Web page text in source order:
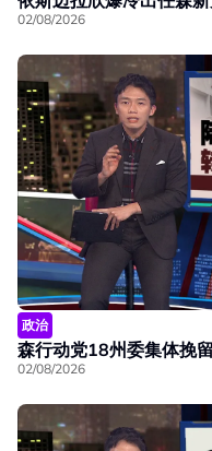
02/08/2026
政治
森行动党18州委集体挽
02/08/2026